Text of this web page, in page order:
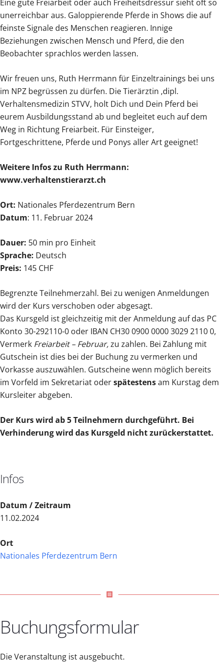
Eine gute Freiarbeit oder auch Freiheitsdressur sieht oft so
unerreichbar aus. Galoppierende Pferde in Shows die auf
feinste Signale des Menschen reagieren. Innige
Beziehungen zwischen Mensch und Pferd, die den
Beobachter sprachlos werden lassen.
Wir freuen uns, Ruth Herrmann für Einzeltrainings bei uns
im NPZ begrüssen zu dürfen. Die Tierärztin ,dipl.
Verhaltensmedizin STVV, holt Dich und Dein Pferd bei
eurem Ausbildungsstand ab und begleitet euch auf dem
Weg in Richtung Freiarbeit. Für Einsteiger,
Fortgeschrittene, Pferde und Ponys aller Art geeignet!
Weitere Infos zu Ruth Herrmann:
www.verhaltenstierarzt.ch
Ort: Nationales Pferdezentrum Bern
Datum: 11. Februar 2024
Dauer: 50 min pro Einheit
Sprache: Deutsch
Preis: 145 CHF
Begrenzte Teilnehmerzahl. Bei zu wenigen Anmeldungen
wird der Kurs verschoben oder abgesagt.
Das Kursgeld ist gleichzeitig mit der Anmeldung auf das PC
Konto 30-292110-0 oder IBAN CH30 0900 0000 3029 2110 0,
Vermerk Freiarbeit – Februar,zu zahlen. Bei Zahlung mit
Gutschein ist dies bei der Buchung zu vermerken und
Vorkasse auszuwählen. Gutscheine wenn möglich bereits
im Vorfeld im Sekretariat oderspätestensam Kurstag dem
Kursleiter abgeben.
Der Kurs wird ab 5 Teilnehmern durchgeführt. Bei
Verhinderung wird das Kursgeld nicht zurückerstattet.
Infos
Datum / Zeitraum
11.02.2024
Ort
Nationales Pferdezentrum Bern
receipt
Buchungsformular
Die Veranstaltung ist ausgebucht.